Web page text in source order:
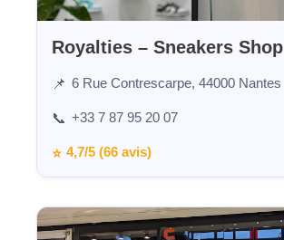
Royalties – Sneakers Shop
📌 6 Rue Contrescarpe, 44000 Nantes
📞 +33 7 87 95 20 07
⭐ 4,7/5 (66 avis)